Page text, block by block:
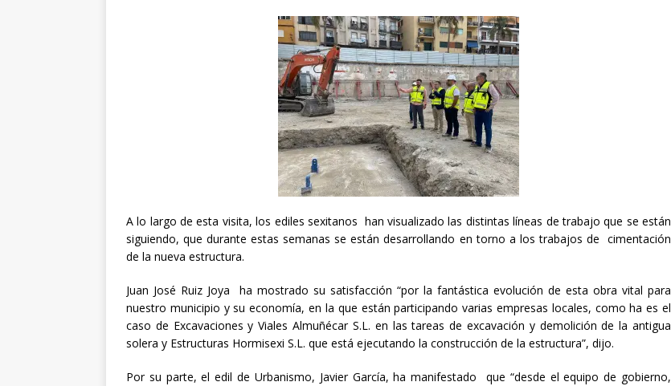
A lo largo de esta visita, los ediles sexitanos han visualizado las distintas líneas de trabajo que se están
siguiendo, que durante estas semanas se están desarrollando en torno a los trabajos de cimentación
de la nueva estructura.
Juan José Ruiz Joya ha mostrado su satisfacción “por la fantástica evolución de esta obra vital para
nuestro municipio y su economía, en la que están participando varias empresas locales, como ha es el
caso de Excavaciones y Viales Almuñécar S.L. en las tareas de excavación y demolición de la antigua
solera y Estructuras Hormisexi S.L. que está ejecutando la construcción de la estructura”, dijo.
Por su parte, el edil de Urbanismo, Javier García, ha manifestado que “desde el equipo de gobierno,